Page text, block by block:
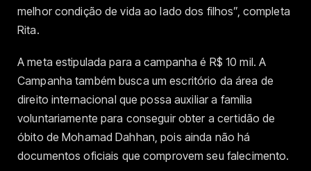
melhor condição de vida ao lado dos filhos”, completa
Rita.
A meta estipulada para a campanha é R$ 10 mil. A
Campanha também busca um escritório da área de
direito internacional que possa auxiliar a família
voluntariamente para conseguir obter a certidão de
óbito deMohamad Dahhan,pois ainda não há
documentos oficiais que comprovem seu falecimento.